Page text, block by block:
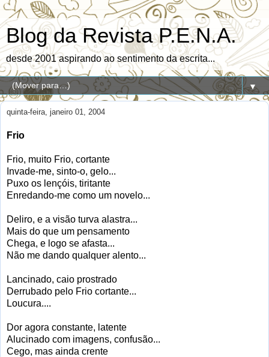
Blog da Revista P.E.N.A.
desde 2001 aspirando ao sentimento da escrita...
▼
quinta-feira, janeiro 01, 2004
Frio
Frio, muito Frio, cortante
Invade-me, sinto-o, gelo...
Puxo os lençóis, tiritante
Enredando-me como um novelo...
Deliro, e a visão turva alastra...
Mais do que um pensamento
Chega, e logo se afasta...
Não me dando qualquer alento...
Lancinado, caio prostrado
Derrubado pelo Frio cortante...
Loucura....
Dor agora constante, latente
Alucinado com imagens, confusão...
Cego, mas ainda crente